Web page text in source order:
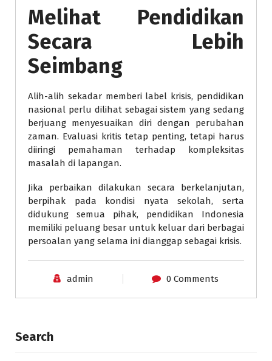
Melihat Pendidikan
Secara Lebih
Seimbang
Alih-alih sekadar memberi label krisis, pendidikan
nasional perlu dilihat sebagai sistem yang sedang
berjuang menyesuaikan diri dengan perubahan
zaman. Evaluasi kritis tetap penting, tetapi harus
diiringi pemahaman terhadap kompleksitas
masalah di lapangan.
Jika perbaikan dilakukan secara berkelanjutan,
berpihak pada kondisi nyata sekolah, serta
didukung semua pihak, pendidikan Indonesia
memiliki peluang besar untuk keluar dari berbagai
persoalan yang selama ini dianggap sebagai krisis.
admin 0 Comments
Search